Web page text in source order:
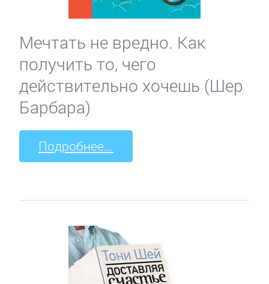
Мечтать не вредно. Как
получить то, чего
действительно хочешь (Шер
Барбара)
Подробнее...